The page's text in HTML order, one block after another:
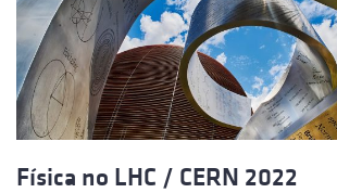
Física no LHC / CERN 2022